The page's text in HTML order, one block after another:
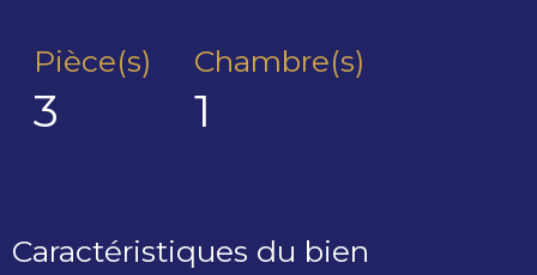
Pièce(s)
3
Chambre(s)
1
Caractéristiques du bien